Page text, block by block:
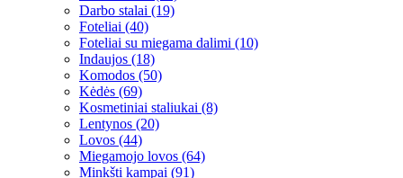
Darbo stalai (19)
Foteliai (40)
Foteliai su miegama dalimi (10)
Indaujos (18)
Komodos (50)
Kėdės (69)
Kosmetiniai staliukai (8)
Lentynos (20)
Lovos (44)
Miegamojo lovos (64)
Minkšti kampai (91)